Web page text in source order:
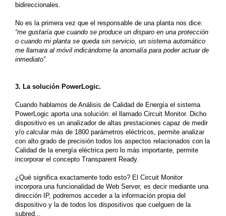
bidireccionales.
No es la primera vez que el responsable de una planta nos dice:
“me gustaría que cuando se produce un disparo en una protección
o cuando mi planta se queda sin servicio, un sistema automático
me llamara al móvil indicándome la anomalía para poder actuar de
inmediato”.
3. La solución PowerLogic.
Cuando hablamos de Análisis de Calidad de Energía el sistema
PowerLogic aporta una solución: el llamado Circuit Monitor. Dicho
dispositivo es un analizador de altas prestaciones capaz de medir
y/o calcular más de 1800 parámetros eléctricos, permite analizar
con alto grado de precisión todos los aspectos relacionados con la
Calidad de la energía eléctrica pero lo más importante, permite
incorporar el concepto Transparent Ready.
¿Qué significa exactamente todo esto? El Circuit Monitor
incorpora una funcionalidad de Web Server, es decir mediante una
dirección IP, podremos acceder a la información propia del
dispositivo y la de todos los dispositivos que cuelguen de la
subred...